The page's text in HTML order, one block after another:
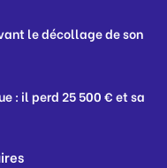
le décollage de son
: il perd 25 500 € et sa